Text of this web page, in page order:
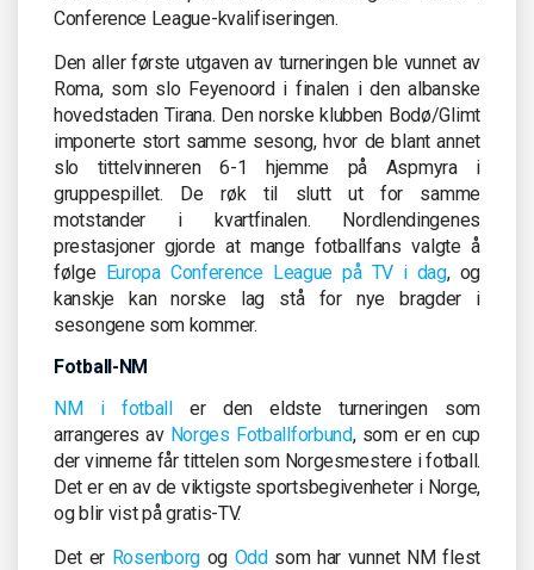
Conference League-kvalifiseringen.
Den aller første utgaven av turneringen ble vunnet av
Roma, som slo Feyenoord i finalen i den albanske
hovedstaden Tirana. Den norske klubben Bodø/Glimt
imponerte stort samme sesong, hvor de blant annet
slo tittelvinneren 6-1 hjemme på Aspmyra i
gruppespillet. De røk til slutt ut for samme
motstander i kvartfinalen. Nordlendingenes
prestasjoner gjorde at mange fotballfans valgte å
følge Europa Conference League på TV i dag, og
kanskje kan norske lag stå for nye bragder i
sesongene som kommer.
Fotball-NM
NM i fotballer den eldste turneringen som
arrangeres av Norges Fotballforbund, som er en cup
der vinnerne får tittelen som Norgesmestere i fotball.
Det er en av de viktigste sportsbegivenheter i Norge,
og blir vist på gratis-TV.
Det er Rosenborg og Oddsom har vunnet NM flest